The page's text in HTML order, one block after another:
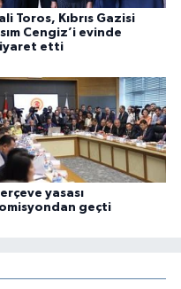
Toros, Kıbrıs Gazisi
Cengiz’i evinde
etti
yasası
geçti